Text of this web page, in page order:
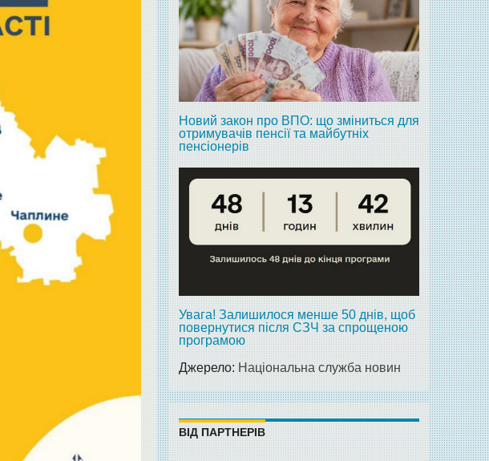
Новий закон про ВПО: що зміниться для
отримувачів пенсії та майбутніх
пенсіонерів
Увага! Залишилося менше 50 днів, щоб
повернутися після СЗЧ за спрощеною
програмою
Джерело:Національна служба новин
ВІД ПАРТНЕРІВ